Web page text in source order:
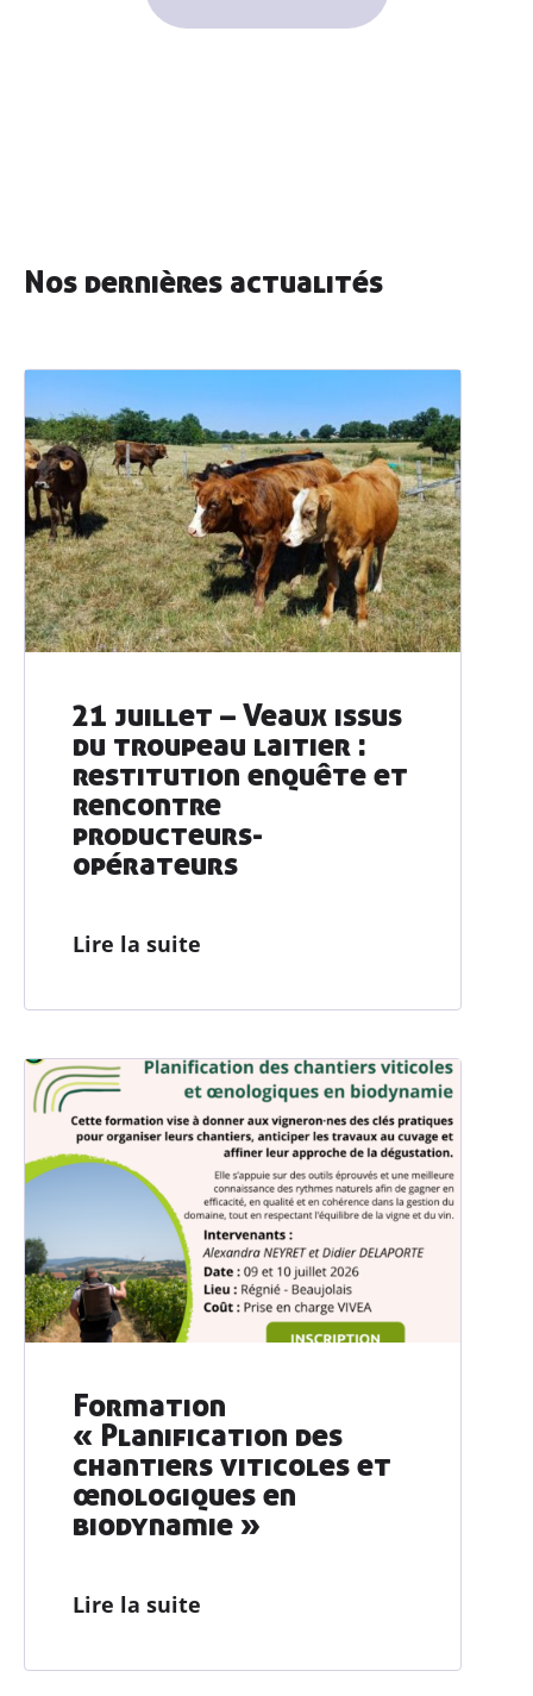
Nos dernières actualités
21 juillet – Veaux issus
du troupeau laitier :
restitution enquête et
rencontre
producteurs-
opérateurs
Lire la suite
Formation
« Planification des
chantiers viticoles et
œnologiques en
biodynamie »
Lire la suite
Collectivités& territoires
Consom’acteur•ices
Enseignement& associations
Actualités
Ressources
Devenir adhérent